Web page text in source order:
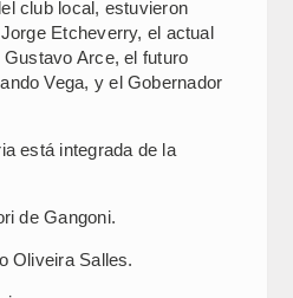
club local, estuvieron
Etcheverry, el actual
Arce, el futuro
Vega, y el Gobernador
está integrada de la
de Gangoni.
Oliveira Salles.